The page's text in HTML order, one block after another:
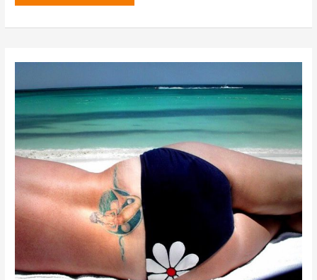
saber